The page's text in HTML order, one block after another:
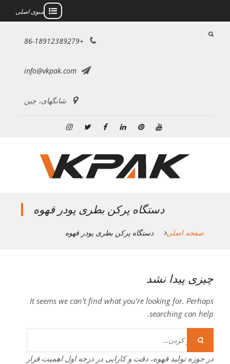
منوی اصلی
+86-18912389279
info@vkpak.com
شانگهای، چین
دستگاه پرکن بطری پودر قهوه
صفحه اصلی دستگاه پرکن بطری پودر قهوه
چیزی پیدا نشد
It seems we can’t find what you’re looking for. Perhaps
searching can help.
برای:
در حوزه تولید قهوه، دقت و کارایی در درجه اول اهمیت قرار